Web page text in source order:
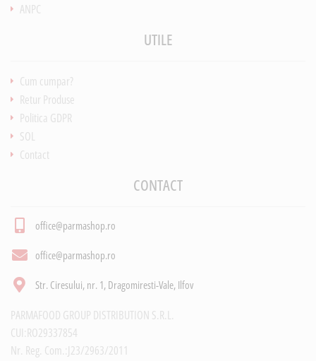
ANPC
UTILE
Cum cumpar?
Retur Produse
Politica GDPR
SOL
Contact
CONTACT
office@parmashop.ro
office@parmashop.ro
Str. Ciresului, nr. 1, Dragomiresti-Vale, Ilfov
PARMAFOOD GROUP DISTRIBUTION S.R.L.
CUI:RO29337854
Nr. Reg. Com.:J23/2963/2011